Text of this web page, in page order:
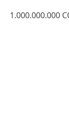
1.000.000.000